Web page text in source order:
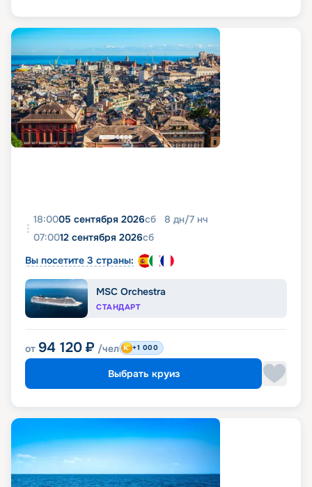
18:0005 сентября 2026сб 8 дн/7 нч
07:0012 сентября 2026сб
Вы посетите 3 страны:
MSC Orchestra
СТАНДАРТ
от 94 120 ₽ /чел +1 000
Выбрать круиз